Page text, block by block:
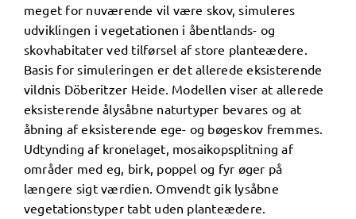
meget for nuværende vil være skov, simuleres
udviklingen i vegetationen i åbentlands- og
skovhabitater ved tilførsel af store planteædere.
Basis for simuleringen er det allerede eksisterende
vildnis Döberitzer Heide. Modellen viser at allerede
eksisterende ålysåbne naturtyper bevares og at
åbning af eksisterende ege- og bøgeskov fremmes.
Udtynding af kronelaget, mosaikopsplitning af
områder med eg, birk, poppel og fyr øger på
længere sigt værdien. Omvendt gik lysåbne
vegetationstyper tabt uden planteædere.